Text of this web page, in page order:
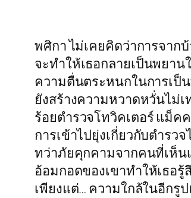
พศิกา ไม่เคยคิดว่าการจาก
จะทำให้เธอกลายเป็นพยา
ความตื่นตระหนกในการเป็
ยังสร้างความหวาดหวั่นไม่เ
ร้อยตำรวจโทวิคเตอร์ แม็ค
การเข้าไปยุ่งเกี่ยวกับตำรว
ทว่าภัยคุกคามจากคนที่เห็น
อ้อมกอดของเขาทำให้เธอ
เพียงแต่… ความใกล้ในอีกรู